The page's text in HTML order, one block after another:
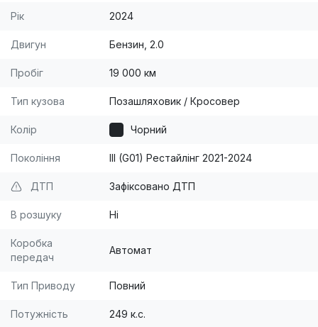
доплатою
Рік 2024
Двигун Бензин, 2.0
Пробіг 19 000 км
Тип кузова Позашляховик / Кросовер
Колір Чорний
Покоління III (G01) Рестайлінг 2021-2024
ДТП Зафіксовано ДТП
В розшуку Ні
Коробка
передач
Автомат
Тип Приводу Повний
Потужність 249 к.с.